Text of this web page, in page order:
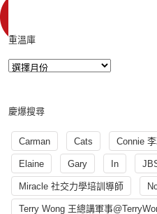
重溫庫
慶爆搜尋
Carman Cats Connie
Elaine Gary In
Miracle 社交力學培訓導師
Terry Wong 王總講軍事